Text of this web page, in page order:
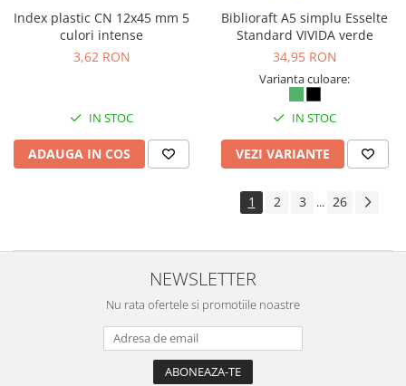
Index plastic CN 12x45 mm 5
culori intense
3,62 RON
IN STOC
ADAUGA IN COS
Biblioraft A5 simplu Esselte
Standard VIVIDA verde
34,95 RON
Varianta culoare:
IN STOC
VEZI VARIANTE
1 2 3 ... 26
NEWSLETTER
Nu rata ofertele si promotiile noastre